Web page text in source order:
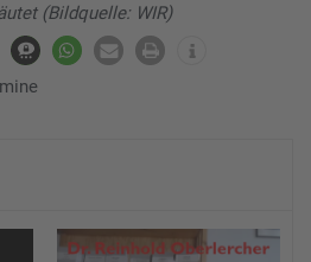
(Bildquelle: WIR)